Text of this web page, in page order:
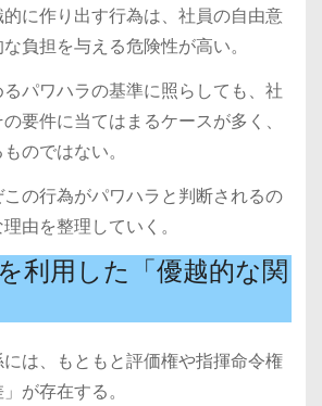
に作り出す行為は、社員の自由意
負担を与える危険性が高い。
パワハラの基準に照らしても、社
要件に当てはまるケースが多く、
のではない。
の行為がパワハラと判断されるの
由を整理していく。
利用した「優越的な関
は、もともと評価権や指揮命令権
が存在する。